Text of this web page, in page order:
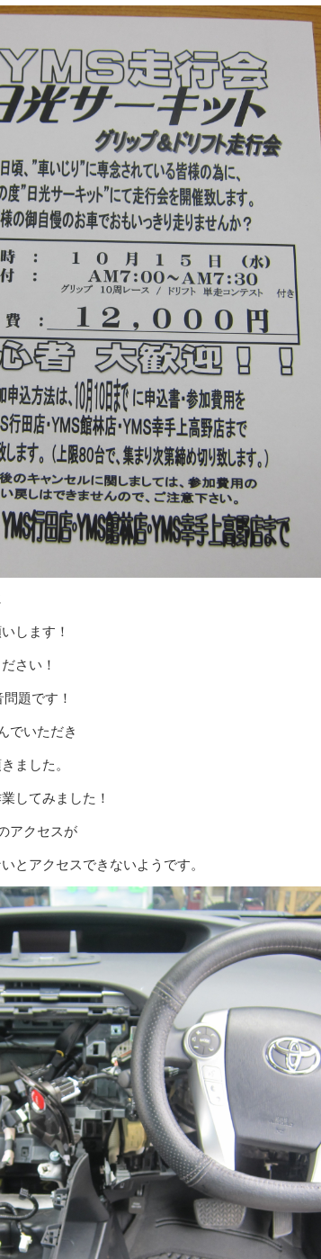
します！
さい！
題です！
でいただき
ました。
してみました！
アクセスが
とアクセスできないようです。